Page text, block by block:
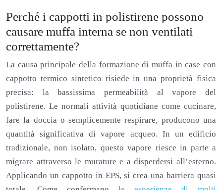
Perché i cappotti in polistirene possono
causare muffa interna se non ventilati
correttamente?
La causa principale della formazione di muffa in case con
cappotto termico sintetico risiede in una proprietà fisica
precisa: la bassissima permeabilità al vapore del
polistirene. Le normali attività quotidiane come cucinare,
fare la doccia o semplicemente respirare, producono una
quantità significativa di vapore acqueo. In un edificio
tradizionale, non isolato, questo vapore riesce in parte a
migrare attraverso le murature e a disperdersi all’esterno.
Applicando un cappotto in EPS, si crea una barriera quasi